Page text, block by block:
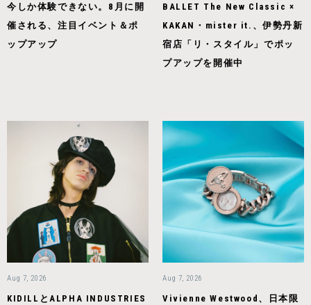
今しか体験できない。8月に開
催される、注目イベント＆ポ
ップアップ
BALLET The New Classic ×
KAKAN・mister it.、伊勢丹新
宿店「リ・スタイル」でポッ
プアップを開催中
Aug 7, 2026
KIDILLとALPHA INDUSTRIES
Aug 7, 2026
Vivienne Westwood、日本限